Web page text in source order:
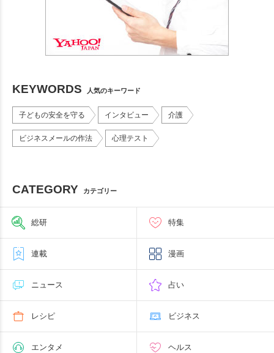
KEYWORDS 人気のキーワード
子どもの安全を守る インタビュー 介護
ビジネスメールの作法 心理テスト
CATEGORY カテゴリー
総研 特集
連載 漫画
ニュース 占い
レシピ ビジネス
エンタメ ヘルス